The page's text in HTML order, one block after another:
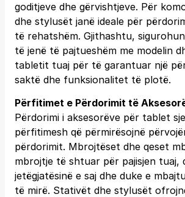
goditjeve dhe gërvishtjeve. Për
dhe stylusët janë ideale për
të rehatshëm. Gjithashtu,
të jenë të pajtueshëm me modelin
tabletit tuaj për të garantuar një
saktë dhe funksionalitet të plotë.
Përfitimet e Përdorimit të
Përdorimi i aksesorëve për tablet
përfitimesh që përmirësojnë
përdorimit. Mbrojtëset dhe qeset
mbrojtje të shtuar për pajisjen tuaj,
jetëgjatësinë e saj dhe duke e
të mirë. Stativët dhe stylusët